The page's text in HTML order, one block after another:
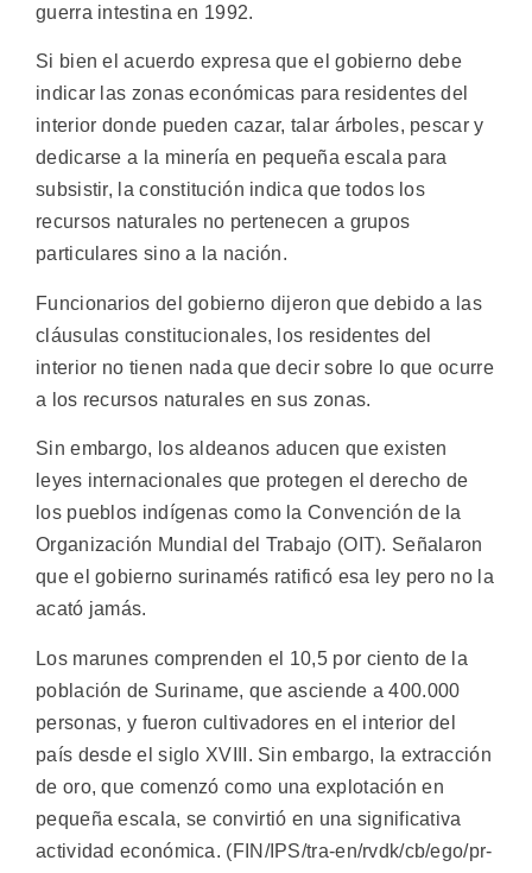
guerra intestina en 1992.
Si bien el acuerdo expresa que el gobierno debe
indicar las zonas económicas para residentes del
interior donde pueden cazar, talar árboles, pescar y
dedicarse a la minería en pequeña escala para
subsistir, la constitución indica que todos los
recursos naturales no pertenecen a grupos
particulares sino a la nación.
Funcionarios del gobierno dijeron que debido a las
cláusulas constitucionales, los residentes del
interior no tienen nada que decir sobre lo que ocurre
a los recursos naturales en sus zonas.
Sin embargo, los aldeanos aducen que existen
leyes internacionales que protegen el derecho de
los pueblos indígenas como la Convención de la
Organización Mundial del Trabajo (OIT). Señalaron
que el gobierno surinamés ratificó esa ley pero no la
acató jamás.
Los marunes comprenden el 10,5 por ciento de la
población de Suriname, que asciende a 400.000
personas, y fueron cultivadores en el interior del
país desde el siglo XVIII. Sin embargo, la extracción
de oro, que comenzó como una explotación en
pequeña escala, se convirtió en una significativa
actividad económica. (FIN/IPS/tra-en/rvdk/cb/ego/pr-